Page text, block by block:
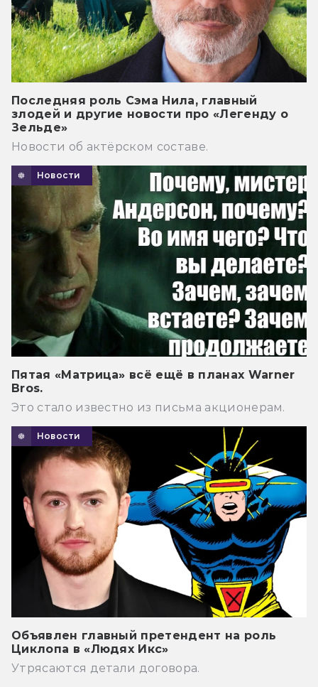
Последняя роль Сэма Нила, главный
злодей и другие новости про «Легенду о
Зельде»
Новости об актёрском составе.
Новости
Пятая «Матрица» всё ещё в планах Warner
Bros.
Это стало известно из письма акционерам.
Новости
Объявлен главный претендент на роль
Циклопа в «Людях Икс»
Утрясаются детали договора.